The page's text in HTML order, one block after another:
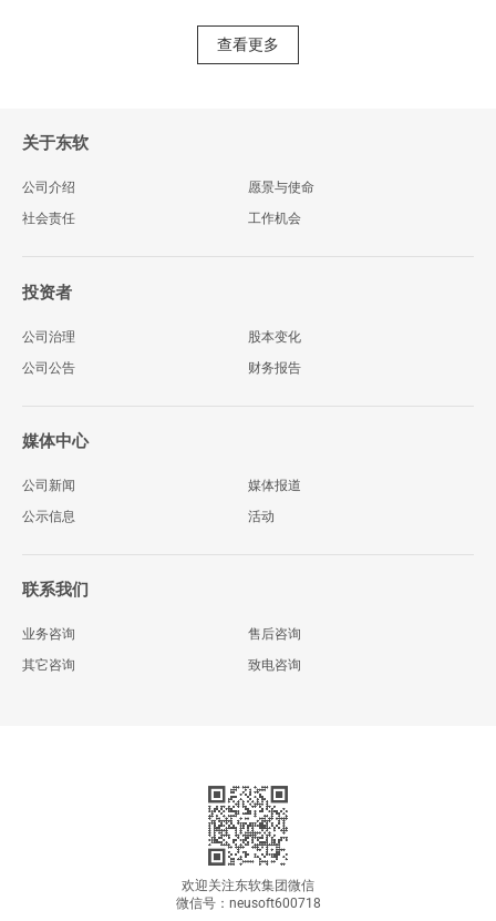
查看更多
关于东软
公司介绍
愿景与使命
社会责任
工作机会
投资者
公司治理
股本变化
公司公告
财务报告
媒体中心
公司新闻
媒体报道
公示信息
活动
联系我们
业务咨询
售后咨询
其它咨询
致电咨询
欢迎关注东软集团微信
微信号：neusoft600718